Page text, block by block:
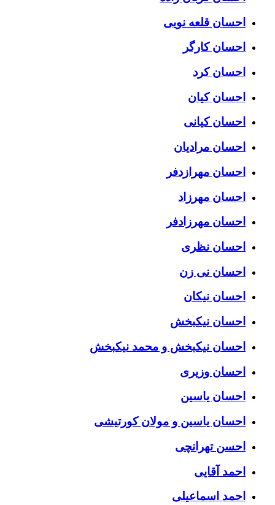
احسان قلعه نویی
احسان کارگر
احسان کرد
احسان کیان
احسان کیانی
احسان مرادیان
احسان مهرازدفر
احسان مهرزاد
احسان مهرزادفر
احسان نظری
احسان نی زن
احسان نیکان
احسان نیکبخش
احسان نیکبخش و محمد نیکبخش
احسان وزیری
احسان یاسین
احسان یاسین و مولان کورتیشی
احسن تهرانچی
احمد آقایی
احمد اسماعیلی